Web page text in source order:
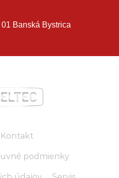
Banská Bystrica
Kontakt
podmienky